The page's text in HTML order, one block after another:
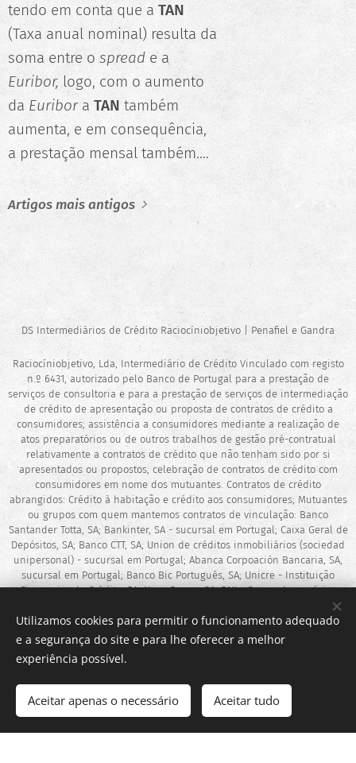
tendo em conta que a TAN
(Taxa anual nominal) resulta da
soma entre o spread e a
Euribor, logo, com o aumento
da Euribora TAN também
aumenta, e em consequência,
a prestação mensal também....
Artigos mais antigos
DS Intermediários de Crédito Raciocíniobjetivo | Penafiel e Gandra
Raciocíniobjetivo, Lda, Intermediário de Crédito Vinculado com registo
n.º 6431, autorizado pelo Banco de Portugal para a prestação de
serviços de consultoria e para a prestação de serviços de intermediação
de crédito de apresentação ou proposta de contratos de crédito a
consumidores; assistência a consumidores mediante a realização de
atos preparatórios ou de outros trabalhos de gestão pré-contratual
relativamente a contratos de crédito que não tenham sido por si
apresentados ou propostos; celebração de contratos de crédito com
consumidores em nome dos mutuantes. Contratos de crédito
abrangidos: Crédito à habitação e crédito aos consumidores; Mutuantes
ou grupos com quem mantemos contratos de vinculação: Banco
Santander Totta, SA; Bankinter, SA - sucursal em Portugal; Caixa Geral de
Depósitos, SA; Banco CTT, SA; Union de créditos inmobiliários (sociedad
unipersonal) - sucursal em Portugal; Abanca Corpoación Bancaria, SA,
sucursal em Portugal; Banco Bic Português, SA; Unicre - Instituição
Financeira de Crédito, SA; Novo Banco, SA; BNI - Banco de negócios
internacional (Europa), SA; Cofidis, S.A; SICAM – Caixa Central e Caixas
de Crédito Agrícola Mútuo. A DS Intermediários de Crédito é uma marca
detida pela Decisões e Soluções – Intermediários de Crédito, Lda.
Resolução de Conflitos: CICAP – https://www.cicap.pt | CNIACC –
Utilizamos cookies para permitir o funcionamento adequado
e a segurança do site e para lhe oferecer a melhor
experiência possível.
Aceitar apenas o necessário Aceitar tudo